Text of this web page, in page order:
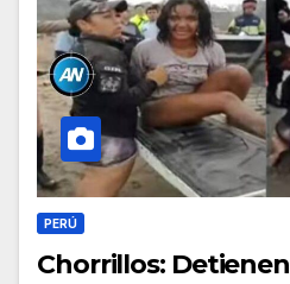
PERÚ
Chorrillos: